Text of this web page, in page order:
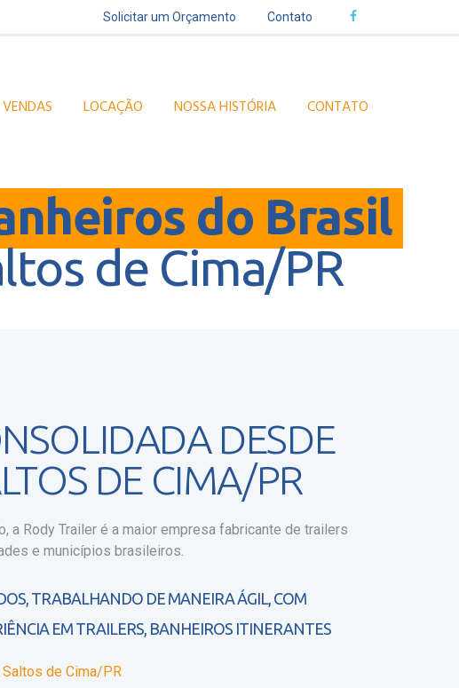
Solicitar um Orçamento Contato
VENDAS LOCAÇÃO NOSSA HISTÓRIA CONTATO
do Brasil
de Cima/PR
DESDE
DE CIMA/PR
a Rody Trailer é a maior empresa fabricante de trailers
e municípios brasileiros.
TRABALHANDO DE MANEIRA ÁGIL, COM
EM TRAILERS, BANHEIROS ITINERANTES
de Cima/PR